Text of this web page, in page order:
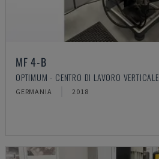
MF 4-B
OPTIMUM - CENTRO DI LAVORO VERTICALE
GERMANIA 2018